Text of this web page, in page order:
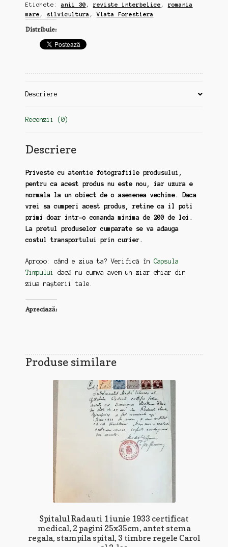
silvicultura
interbelica,
Romania
Mare,
(zz175)
Etichete:anii 30 , reviste interbelice , romania
mare , silvicultura ,Viata Forestiera
Distribuie:
Descriere
Recenzii (0)
Descriere
Priveste cu atentie fotografiile produsului,
pentru ca acest produs nu este nou, iar uzura e
normala la un obiect de o asemenea vechime. Daca
vrei sa cumperi acest produs, retine ca il poti
primi doar intr-o comanda minima de 200 de lei.
La pretul produselor cumparate se va adauga
costul transportului prin curier.
Apropo: când e ziua ta? Verifică în Capsula
Timpului
dacă nu cumva avem un ziar chiar din
ziua nașterii tale.
Apreciază:
Produse similare
Spitalul Radauti 1 iunie 1933 certificat
medical, 2 pagini 25x35cm, antet stema
regala, stampila spital, 3 timbre regele Carol